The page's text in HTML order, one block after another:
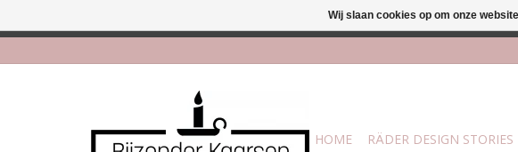
HOME RÄDER DESIGN STORIES
Wij slaan cookies op om onze
Afhalen is mogelijk bij mijn winkel